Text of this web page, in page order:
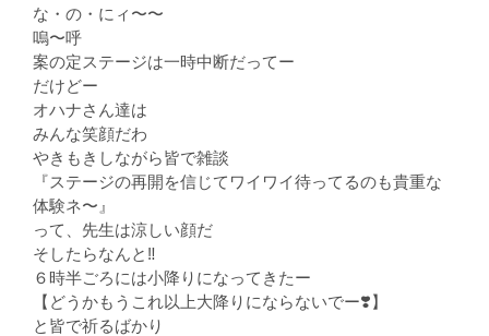
な・の・にィ〜〜
嗚〜呼
案の定ステージは一時中断だってー
だけどー
オハナさん達は
みんな笑顔だわ
やきもきしながら皆で雑談
『ステージの再開を信じてワイワイ待ってるのも貴重な
体験ネ〜』
って、先生は涼しい顔だ
そしたらなんと‼️
６時半ごろには小降りになってきたー
【どうかもうこれ以上大降りにならないでー❣️】
と皆で祈るばかり